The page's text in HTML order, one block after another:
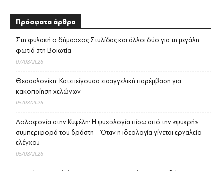
Πρόσφατα άρθρα
Στη φυλακή ο δήμαρχος Στυλίδας και άλλοι δύο για τη μεγάλη
φωτιά στη Βοιωτία
07/08/2026
Θεσσαλονίκη: Κατεπείγουσα εισαγγελική παρέμβαση για
κακοποίηση χελώνων
05/08/2026
Δολοφονία στην Κυψέλη: Η ψυχολογία πίσω από την «ψυχρή»
συμπεριφορά του δράστη – Όταν η ιδεολογία γίνεται εργαλείο
ελέγχου
05/08/2026